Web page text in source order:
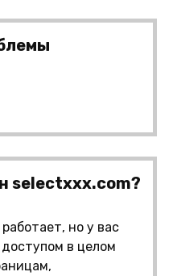
selectxxx.com?
но у вас
в целом